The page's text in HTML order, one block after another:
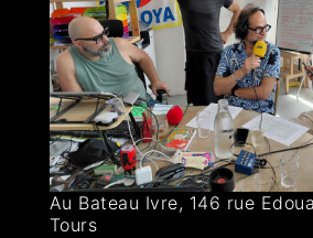
Au Bateau Ivre, 146 rue
Tours